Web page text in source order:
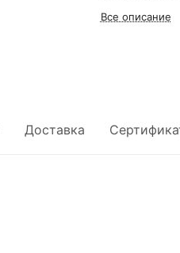
применяются
Все описание
Доставка